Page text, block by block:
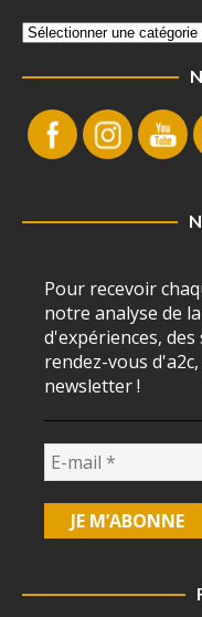
Pour recevoir
notre analyse de
d'expériences,
rendez-vous
newsletter !